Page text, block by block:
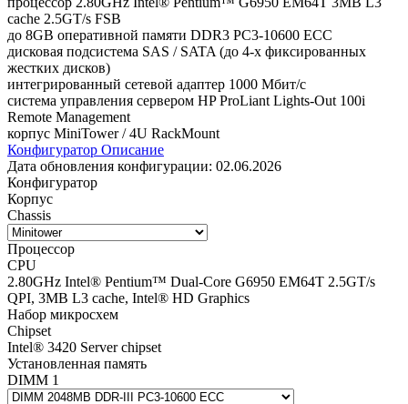
cache 2.5GT/s FSB
до 8GB оперативной памяти DDR3 PC3-10600 ECC
дисковая подсистема SAS / SATA (до 4-х фиксированных
жестких дисков)
интегрированный сетевой адаптер 1000 Мбит/с
система управления сервером HP ProLiant Lights-Out 100i
Remote Management
корпус MiniTower / 4U RackMount
Конфигуратор Описание
Дата обновления конфигурации: 02.06.2026
Конфигуратор
Корпус
Chassis
Процессор
CPU
2.80GHz Intel® Pentium™ Dual-Core G6950 EM64T 2.5GT/s
QPI, 3MB L3 cache, Intel® HD Graphics
Набор микросхем
Chipset
Intel® 3420 Server chipset
Установленная память
DIMM 1